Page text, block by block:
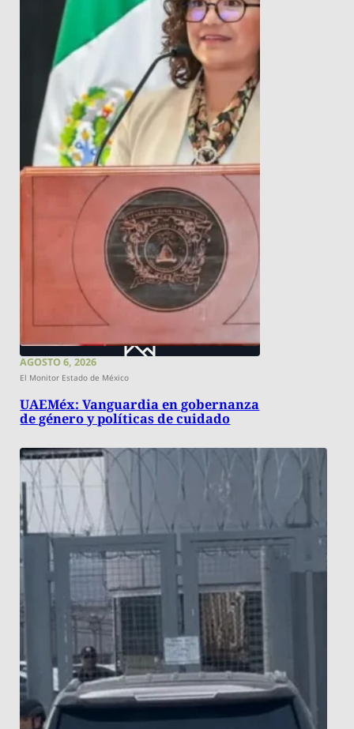
AGOSTO 6, 2026
El Monitor Estado de México
UAEMéx: Vanguardia en gobernanza
de género y políticas de cuidado